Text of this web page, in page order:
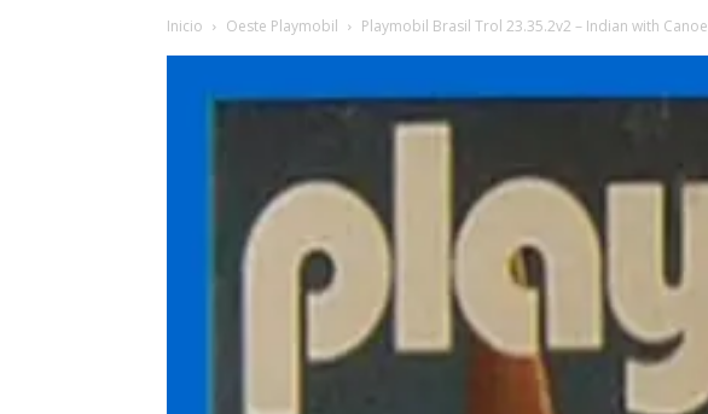
Inicio Oeste Playmobil Playmobil Brasil Trol 23.35.2v2 – Indian with Canoe